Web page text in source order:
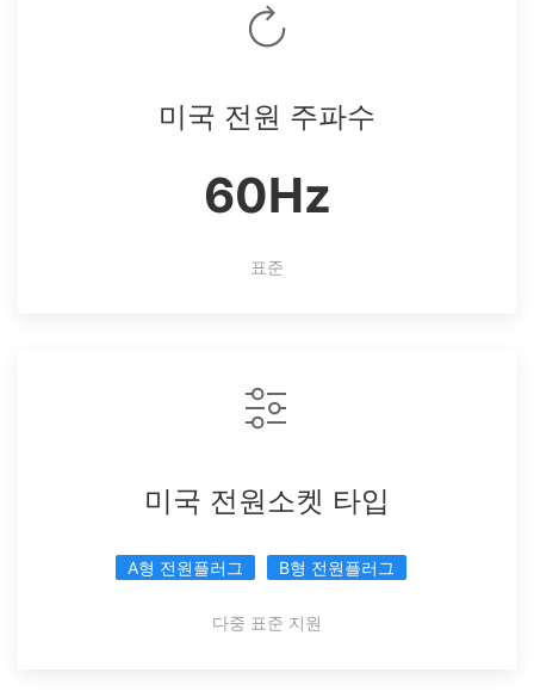
미국 전원 주파수
60Hz
표준
미국 전원소켓 타입
A형 전원플러그 B형 전원플러그
다중 표준 지원